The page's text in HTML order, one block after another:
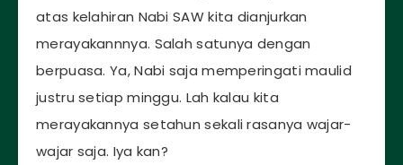
atas kelahiran Nabi SAW kita dianjurkan
merayakannnya. Salah satunya dengan
berpuasa. Ya, Nabi saja memperingati maulid
justru setiap minggu. Lah kalau kita
merayakannya setahun sekali rasanya wajar-
wajar saja. Iya kan?